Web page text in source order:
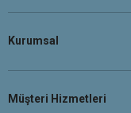
Kurumsal
Müşteri Hizmetleri